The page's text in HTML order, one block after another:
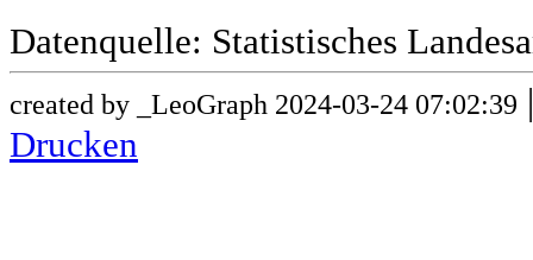
Datenquelle: Statistisches
created by _LeoGraph 2024-03-24 07:02:39
Drucken